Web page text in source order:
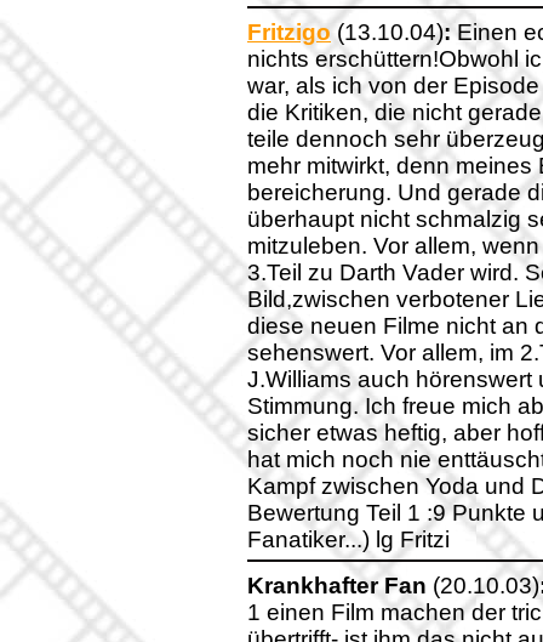
Fritzigo (13.10.04):Einen
nichts erschüttern!Obwohl
war, als ich von der
die Kritiken, die nicht
teile dennoch sehr
mehr mitwirkt, denn
bereicherung. Und gerade
überhaupt nicht schmalzig
mitzuleben. Vor allem,
3.Teil zu Darth Vader wird.
Bild,zwischen verbotener
diese neuen Filme nicht an
sehenswert. Vor allem, im
J.Williams auch hörenswert
Stimmung. Ich freue mich
sicher etwas heftig, aber
hat mich noch nie
Kampf zwischen Yoda und
Bewertung Teil 1 :9 Punkte
Fanatiker...) lg Fritzi
Krankhafter Fan (20.10.03)
1 einen Film machen der